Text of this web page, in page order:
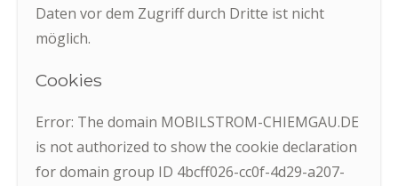
Daten vor dem Zugriff durch Dritte ist nicht
möglich.
Cookies
Error: The domain MOBILSTROM-CHIEMGAU.DE
is not authorized to show the cookie declaration
for domain group ID 4bcff026-cc0f-4d29-a207-